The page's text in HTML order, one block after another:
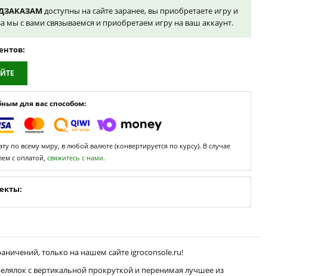
доступны на сайте заранее, вы приобретаете игру и
мы с вами связываемся и приобретаем игру на ваш аккаунт.
для вас способом:
по всему миру, в любой валюте (конвертируется по курсу). В случае
с оплатой, свяжитесь с нами.
только на нашем сайте igroconsole.ru!
с вертикальной прокруткой и перенимая лучшее из